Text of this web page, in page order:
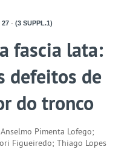
27 - (3 SUPPL.1)
fascia lata:
defeitos de
do tronco
Pimenta Lofego;
Figueiredo; Thiago Lopes